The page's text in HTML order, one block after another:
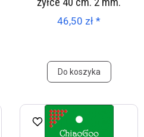
46,50 zł *
Do koszyka